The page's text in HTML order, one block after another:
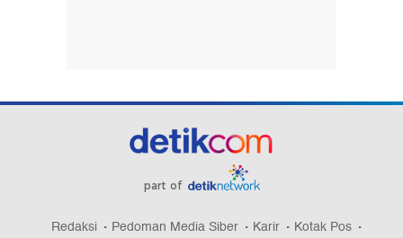
part of
Redaksi Pedoman Media Siber Karir
Kotak Pos